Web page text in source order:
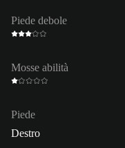
Piede debole
Mosse abilità
Piede
Destro